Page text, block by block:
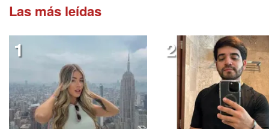
Las más leídas